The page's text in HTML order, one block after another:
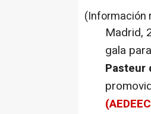
(Información
Madrid,
gala
Pasteur